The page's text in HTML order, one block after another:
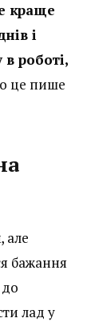
краще
і
роботі,
це пише
але
бажання
лад у